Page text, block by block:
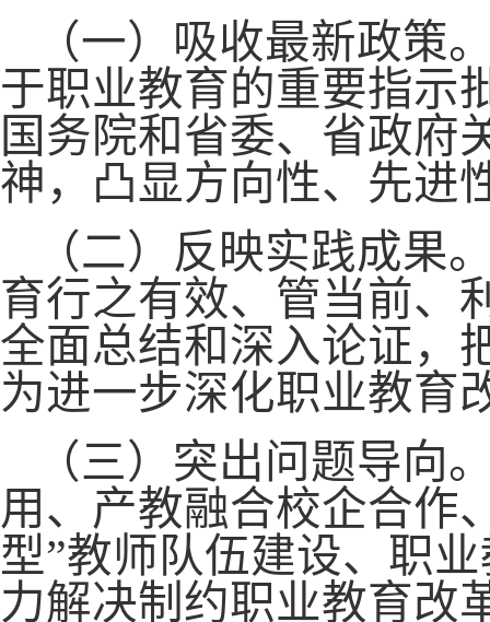
（一）吸收最新政策
于职业教育的重要指示
国务院和省委、省政府
神，凸显方向性、先进
（二）反映实践成果
育行之有效、管当前、
全面总结和深入论证，
为进一步深化职业教育
（三）突出问题导向
用、产教融合校企合作
型”教师队伍建设、职
力解决制约职业教育改